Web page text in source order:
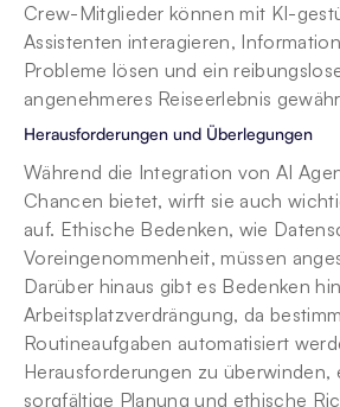
Crew-Mitglieder können mit KI-
Assistenten interagieren,
Probleme lösen und ein
angenehmeres Reiseerlebnis
Herausforderungen und Überlegungen
Während die Integration von AI
Chancen bietet, wirft sie auch
auf. Ethische Bedenken, wie
Voreingenommenheit, müssen
Darüber hinaus gibt es Bedenken
Arbeitsplatzverdrängung, da
Routineaufgaben automatisiert
Herausforderungen zu überwinden,
sorgfältige Planung und ethische